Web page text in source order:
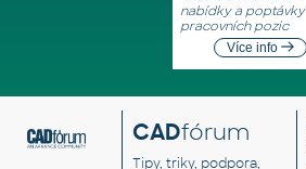
nabídky a poptávky
pracovních pozic
Více info
CADfórum
Tipy, triky, podpora,